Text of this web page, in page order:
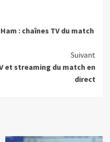
: chaînes TV du match
Suivant
et streaming du match en
direct